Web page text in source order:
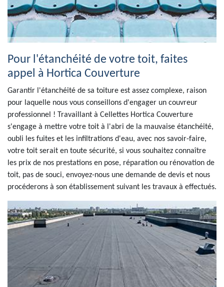
Pour l'étanchéité de votre toit, faites
appel à Hortica Couverture
Garantir l'étanchéité de sa toiture est assez complexe, raison
pour laquelle nous vous conseillons d'engager un couvreur
professionnel ! Travaillant à Cellettes Hortica Couverture
s'engage à mettre votre toit à l'abri de la mauvaise étanchéité,
oubli les fuites et les infiltrations d'eau, avec nos savoir-faire,
votre toit serait en toute sécurité, si vous souhaitez connaître
les prix de nos prestations en pose, réparation ou rénovation de
toit, pas de souci, envoyez-nous une demande de devis et nous
procéderons à son établissement suivant les travaux à effectués.